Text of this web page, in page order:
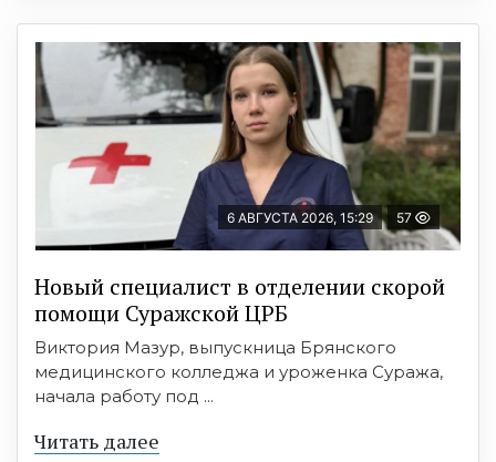
6 АВГУСТА 2026, 15:29 57
Новый специалист в отделении скорой
помощи Суражской ЦРБ
Виктория Мазур, выпускница Брянского
медицинского колледжа и уроженка Суража,
начала работу под ...
Читать далее